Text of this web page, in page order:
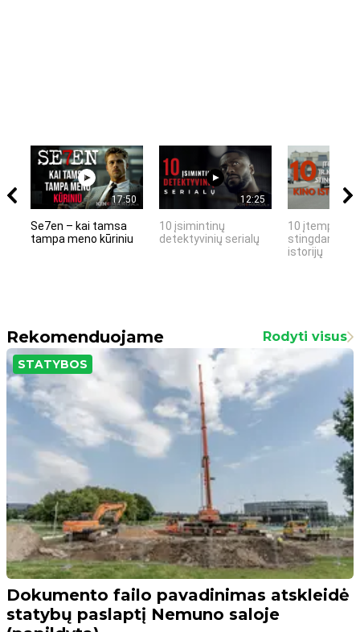
17:50
Se7en – kai tamsa
tampa meno kūriniu
12:25
10 įsimintinų
detektyvinių serialų
10 įtemptų,
stingdančių
istorijų
Rekomenduojame Rodyti visus
STATYBOS
Dokumento failo pavadinimas atskleidė
statybų paslaptį Nemuno saloje